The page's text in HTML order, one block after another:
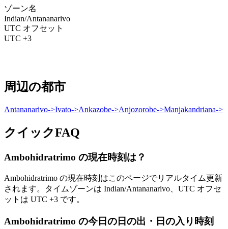
ゾーン名
Indian/Antananarivo
UTC オフセット
UTC +3
周辺の都市
Antananarivo->Ivato->Ankazobe->Anjozorobe->Manjakandriana->
クイックFAQ
Ambohidratrimo の現在時刻は？
Ambohidratrimo の現在時刻はこのページでリアルタイム更新
されます。タイムゾーンは Indian/Antananarivo、UTC オフセ
ットは UTC +3 です。
Ambohidratrimo の今日の日の出・日の入り時刻